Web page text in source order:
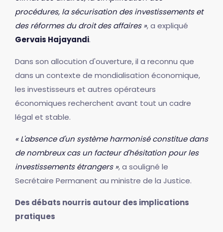
procédures, la sécurisation des investissements et
des réformes du droit des affaires », a expliqué
Gervais Hajayandi.
Dans son allocution d'ouverture, il a reconnu que
dans un contexte de mondialisation économique,
les investisseurs et autres opérateurs
économiques recherchent avant tout un cadre
légal et stable.
« L'absence d'un système harmonisé constitue dans
de nombreux cas un facteur d'hésitation pour les
investissements étrangers », a souligné le
Secrétaire Permanent au ministre de la Justice.
Des débats nourris autour des implications
pratiques